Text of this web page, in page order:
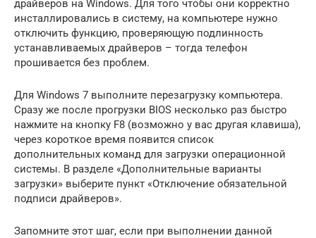
драйверов на Windows. Для того чтобы они корректно
инсталлировались в систему, на компьютере нужно
отключить функцию, проверяющую подлинность
устанавливаемых драйверов – тогда телефон
прошивается без проблем.
Для Windows 7 выполните перезагрузку компьютера.
Сразу же после прогрузки BIOS несколько раз быстро
нажмите на кнопку F8 (возможно у вас другая клавиша),
через короткое время появится список
дополнительных команд для загрузки операционной
системы. В разделе «Дополнительные варианты
загрузки» выберите пункт «Отключение обязательной
подписи драйверов».
Запомните этот шаг, если при выполнении данной